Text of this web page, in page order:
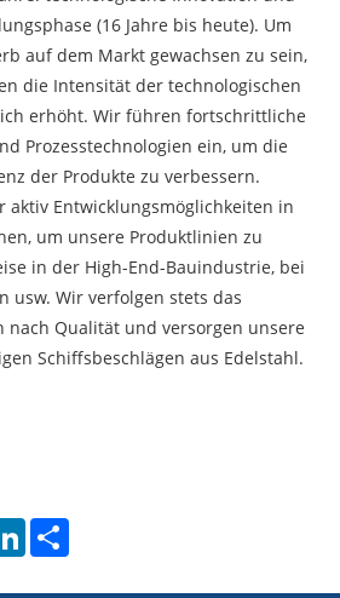
(16 Jahre bis heute). Um
auf dem Markt gewachsen zu sein,
die Intensität der technologischen
erhöht. Wir führen fortschrittliche
Prozesstechnologien ein, um die
der Produkte zu verbessern.
aktiv Entwicklungsmöglichkeiten in
um unsere Produktlinien zu
in der High-End-Bauindustrie, bei
usw. Wir verfolgen stets das
nach Qualität und versorgen unsere
Schiffsbeschlägen aus Edelstahl.
LinkedIn